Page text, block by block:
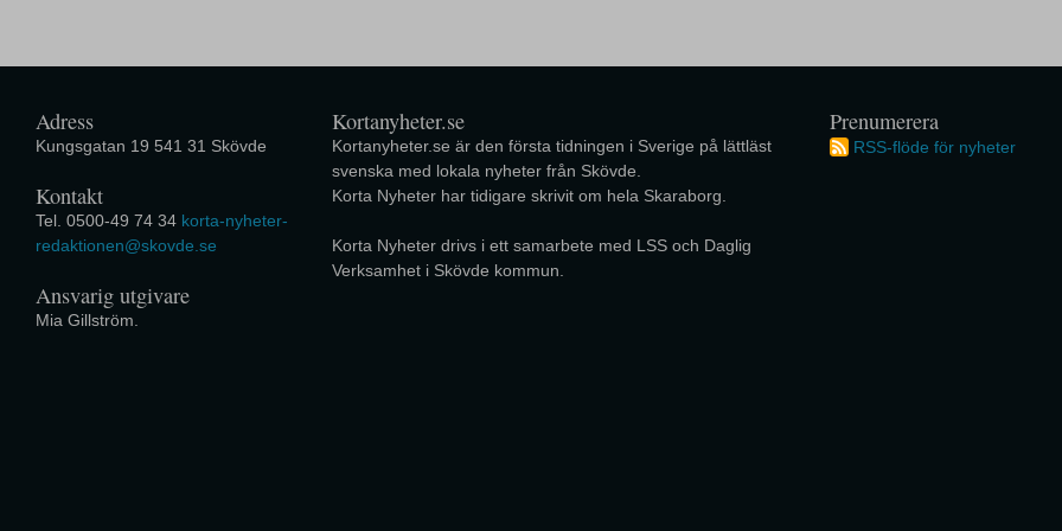
Adress
Kungsgatan 19 541 31 Skövde
Kontakt
Tel. 0500-49 74 34 korta-nyheter-
redaktionen@skovde.se
Ansvarig utgivare
Mia Gillström.
Kortanyheter.se
Kortanyheter.se är den första tidningen i Sverige på lättläst
svenska med lokala nyheter från Skövde.
Korta Nyheter har tidigare skrivit om hela Skaraborg.
Korta Nyheter drivs i ett samarbete med LSS och Daglig
Verksamhet i Skövde kommun.
Prenumerera
RSS-flöde för nyheter